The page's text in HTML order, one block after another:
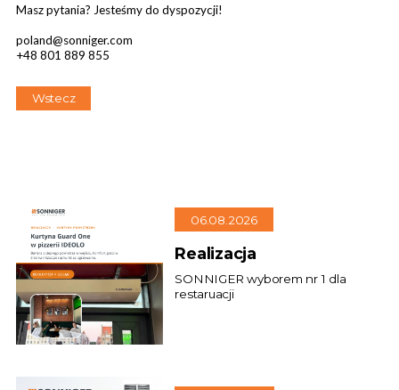
Masz pytania? Jesteśmy do dyspozycji!
poland@sonniger.com
+48 801 889 855
Wstecz
06.08.2026
Realizacja
SONNIGER wyborem nr 1 dla
restaruacji